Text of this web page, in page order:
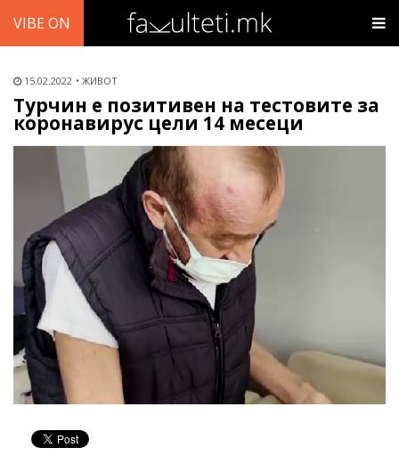
VIBE ON
15.02.2022 ЖИВОТ
Турчин е позитивен на тестовите за
коронавирус цели 14 месеци